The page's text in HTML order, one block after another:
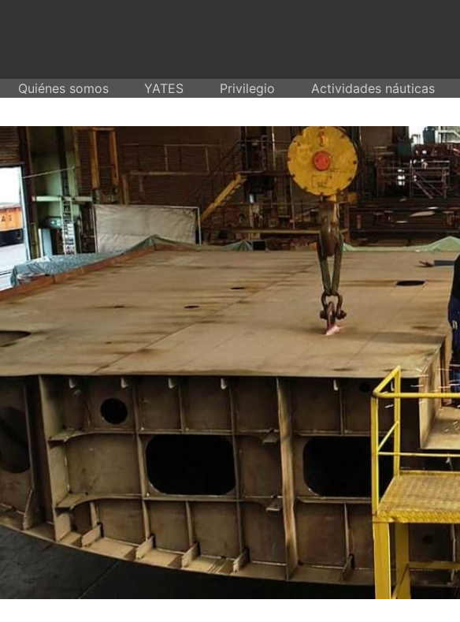
Quiénes somos YATES Privilegio Actividades náuticas